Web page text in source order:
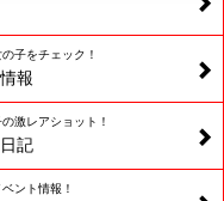
子をチェック！
報
激レアショット！
記
ント情報！